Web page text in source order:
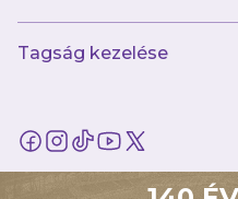
Tagság kezelése
2025.10.14